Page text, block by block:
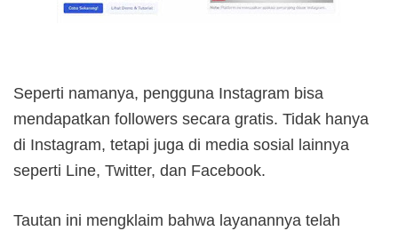
Seperti namanya, pengguna Instagram bisa
mendapatkan followers secara gratis. Tidak hanya
di Instagram, tetapi juga di media sosial lainnya
seperti Line, Twitter, dan Facebook.
Tautan ini mengklaim bahwa layanannya telah